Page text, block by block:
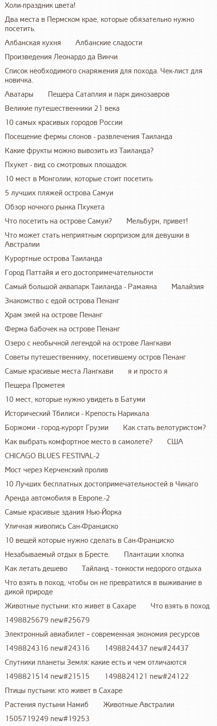
Холи-праздник цвета!
Два места в Пермском крае, которые обязательно нужно
посетить.
Албанская кухня
Албанские сладости
Произведения Леонардо да Винчи
Список необходимого снаряжения для похода. Чек-лист для
новичка.
Аватары
Пещера Сатаплия и парк динозавров
Великие путешественники 21 века
10 самых красивых городов России
Посещение фермы слонов - развлечения Таиланда
Какие фрукты можно вывозить из Таиланда?
Пхукет - вид со смотровых площадок
10 мест в Монголии, которые стоит посетить
5 лучших пляжей острова Самуи
Обзор ночного рынка Пхукета
Что посетить на острове Самуи?
Мельбурн, привет!
Что может стать неприятным сюрпризом для девушки в
Австралии
Курортные острова Таиланда
Город Паттайя и его достопримечательности
Самый большой аквапарк Таиланда - Рамаяна
Малайзия
Знакомство с едой острова Пенанг
Храм змей на острове Пенанг
Ферма бабочек на острове Пенанг
Озеро с необычной легендой на острове Лангкави
Советы путешественнику, посетившему остров Пенанг
Самые красивые места Лангкави
я и просто я
Пещера Прометея
10 мест, которые нужно увидеть в Батуми
Исторический Тбилиси - Крепость Нарикала
Боржоми - город-курорт Грузии
Как стать велотуристом?
Как выбрать комфортное место в самолете?
США
CHICAGO BLUES FESTIVAL-2
Мост через Керченский пролив
10 Лучших бесплатных достопримечательностей в Чикаго
Аренда автомобиля в Европе.-2
Самые красивые здания Нью-Йорка
Уличная живопись Сан-Франциско
10 вещей которые нужно сделать в Сан-Франциско
Незабываемый отдых в Бресте.
Плантации хлопка
Как летать дешево
Тайланд - тонкости недорого отдыха
Что взять в поход, чтобы он не превратился в выживание в
дикой природе
Животные пустыни: кто живет в Сахаре
Что взять в поход
1498825679 new#25679
Электронный авиабилет – современная экономия ресурсов
1498824316 new#24316
1498824437 new#24437
Спутники планеты Земля: какие есть и чем отличаются
1498821514 new#21515
1498824121 new#24122
Птицы пустыни: кто живет в Сахаре
Растения пустыни Намиб
Животные Австралии
1505719249 new#19253